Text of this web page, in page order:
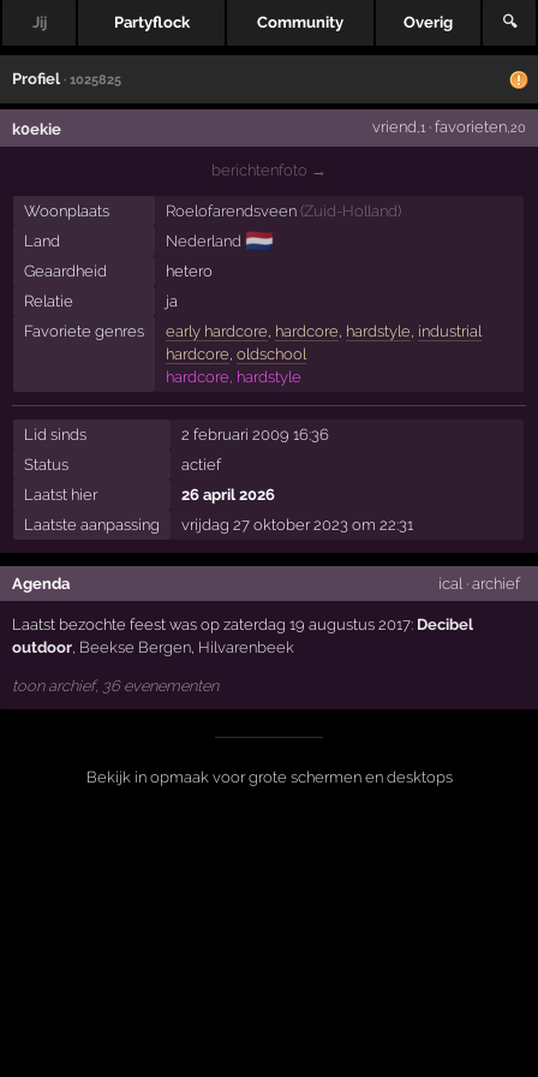
Jij Partyflock Community Overig 🔍
Profiel · 1025825
k0ekie vriend ,1· favorieten,20
berichtenfoto →
Woonplaats Roelofarendsveen (Zuid-Holland)
Land
Nederland 🇳🇱
Geaardheid
hetero
Relatie
ja
Favoriete genres
early hardcore hardcore hardstyle industrial
hardcore oldschool
hardcore, hardstyle
Lid sinds
2 februari 2009 16:36
Status
actief
Laatst hier
26 april 2026
Laatste aanpassing
vrijdag 27 oktober 2023 om 22:31
Agenda ical · archief
Laatst bezochte feest was op zaterdag 19 augustus 2017: Decibel
outdoor, Beekse Bergen, Hilvarenbeek
toon archief, 36 evenementen
Bekijk in opmaak voor grote schermen en desktops